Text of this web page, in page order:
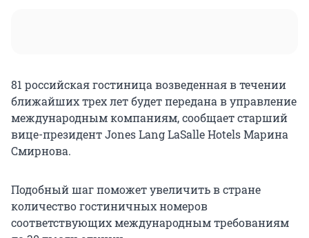
81 российская гостиница возведенная в течении
ближайших трех лет будет передана в управление
международным компаниям, сообщает старший
вице-президент Jones Lang LaSalle Hotels Марина
Смирнова.
Подобный шаг поможет увеличить в стране
количество гостиничных номеров
соответствующих международным требованиям